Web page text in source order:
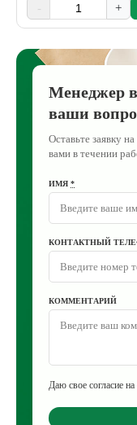
- +
Менеджер
ваши
Оставьте заявку
вами в течении
ИМЯ *
КОНТАКТНЫЙ
КОММЕНТАРИЙ
Даю свое согласие